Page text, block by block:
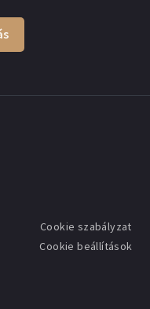
Cookie szabályzat
Cookie beállítások